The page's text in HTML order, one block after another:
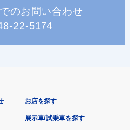
のお問い合わせ
22-5174
お店を探す
展示車/試乗車を探す